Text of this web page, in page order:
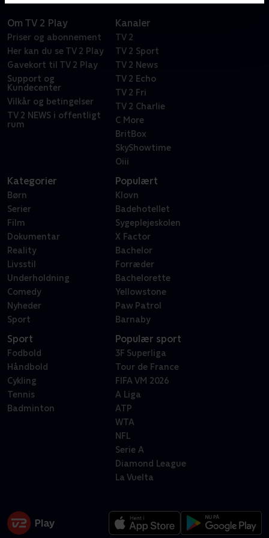
Om TV 2 Play
Priser og abonnement
Her kan du se TV 2 Play
Gavekort til TV 2 Play
Support og
Kundecenter
Vilkår og betingelser
TV 2 NEWS i offentligt
rum
Kanaler
TV 2
TV 2 Sport
TV 2 News
TV 2 Echo
TV 2 Fri
TV 2 Charlie
C More
BritBox
SkyShowtime
Oiii
Kategorier
Børn
Serier
Film
Dokumentar
Reality
Livsstil
Underholdning
Comedy
Nyheder
Sport
Populært
Klovn
Badehotellet
Sygeplejeskolen
X Factor
Bachelor
Forræder
Bachelorette
Yellowstone
Paw Patrol
Barnaby
Sport
Fodbold
Håndbold
Cykling
Tennis
Badminton
Populær sport
3F Superliga
Tour de France
FIFA VM 2026
A Liga
ATP
WTA
NFL
Serie A
Diamond League
La Vuelta